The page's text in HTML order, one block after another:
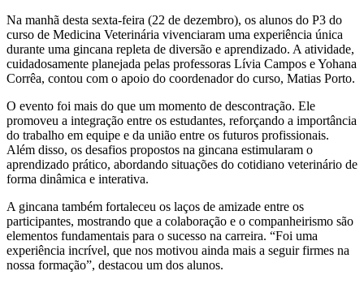
Na manhã desta sexta-feira (22 de dezembro), os alunos do P3 do
curso de Medicina Veterinária vivenciaram uma experiência única
durante uma gincana repleta de diversão e aprendizado. A atividade,
cuidadosamente planejada pelas professoras Lívia Campos e Yohana
Corrêa, contou com o apoio do coordenador do curso, Matias Porto.
O evento foi mais do que um momento de descontração. Ele
promoveu a integração entre os estudantes, reforçando a importância
do trabalho em equipe e da união entre os futuros profissionais.
Além disso, os desafios propostos na gincana estimularam o
aprendizado prático, abordando situações do cotidiano veterinário de
forma dinâmica e interativa.
A gincana também fortaleceu os laços de amizade entre os
participantes, mostrando que a colaboração e o companheirismo são
elementos fundamentais para o sucesso na carreira. “Foi uma
experiência incrível, que nos motivou ainda mais a seguir firmes na
nossa formação”, destacou um dos alunos.